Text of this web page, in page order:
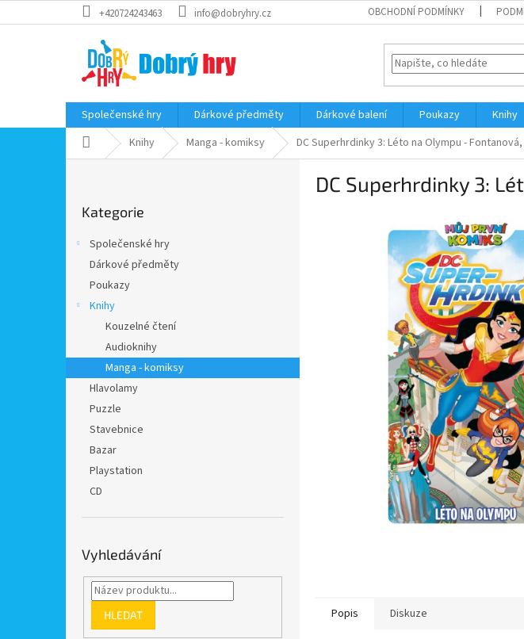
na
+420724243463 info@dobryhry.cz OBCHODNÍ PODMÍNKY
Společenské hry Dárkové předměty Dárkové balení Poukazy Knihy
Domů Knihy Manga - komiksy DC Superhrdinky 3: Léto na Olympu -
n
e
kategorie
Kategorie
Společenské hry
Dárkové předměty
Poukazy
Knihy
Kouzelné čtení
Audioknihy
Manga - komiksy
Hlavolamy
Puzzle
Stavebnice
Bazar
Playstation
CD
Vyhledávání
HLEDAT
DC Superhrdinky 3:
Popis Diskuze